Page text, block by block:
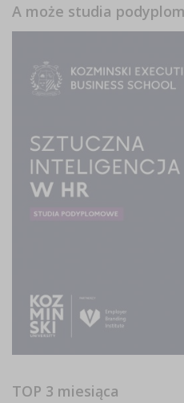
A może studia
TOP 3 miesiąca